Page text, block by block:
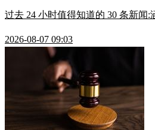
过去 24 小时值得知道的 30 条新闻
2026-08-07 09:03